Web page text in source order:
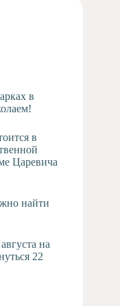
в
в
Царевича
найти
на
22